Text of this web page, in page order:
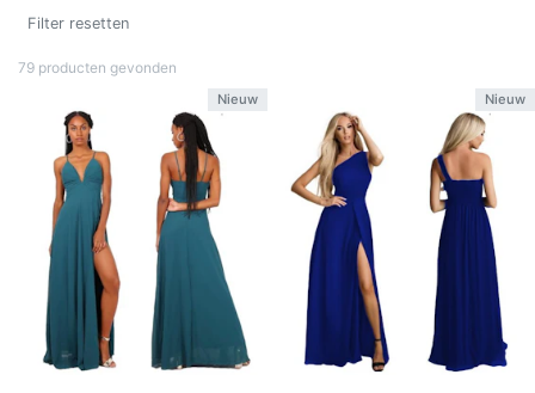
Filter resetten
79 producten gevonden
Nieuw Nieuw